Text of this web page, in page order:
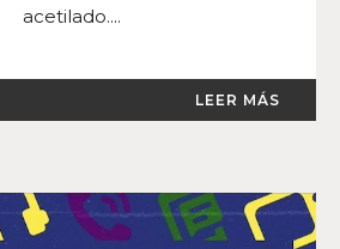
acetilado....
LEER MÁS